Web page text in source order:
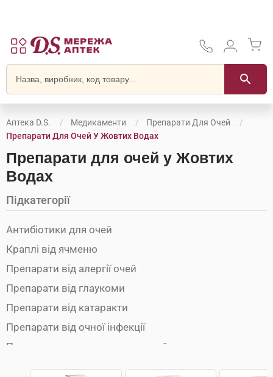
Аптека D.S. Медикаменти
Препарати Для Очей
Препарати Для Очей У Жовтих Водах
Препарати для очей у Жовтих
Водах
Підкатегорії
Антибіотики для очей
Краплі від ячменю
Препарати від алергії очей
Препарати від глаукоми
Препарати від катаракти
Препарати від очної інфекції
Препарати для зволоження очей
Розчини для лінз